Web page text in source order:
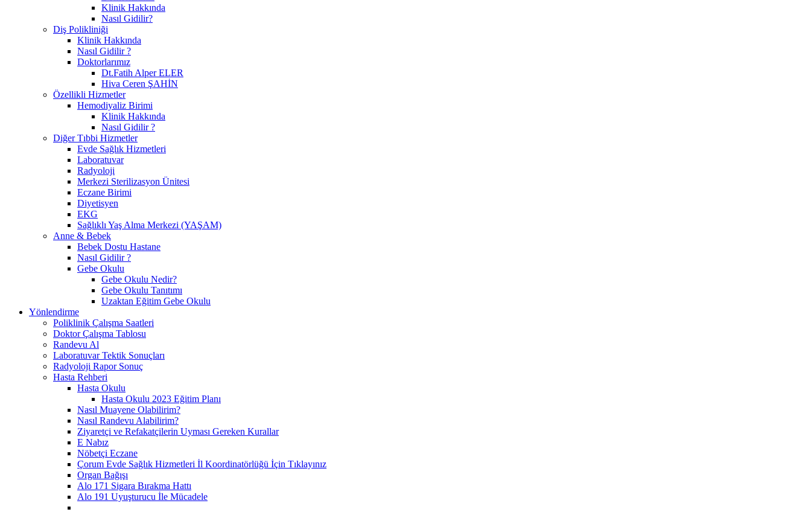
Klinik Hakkında
Nasıl Gidilir?
Diş Polikliniği
Klinik Hakkında
Nasıl Gidilir ?
Doktorlarımız
Dt.Fatih Alper ELER
Hiva Ceren ŞAHİN
Özellikli Hizmetler
Hemodiyaliz Birimi
Klinik Hakkında
Nasıl Gidilir ?
Diğer Tıbbi Hizmetler
Evde Sağlık Hizmetleri
Laboratuvar
Radyoloji
Merkezi Sterilizasyon Ünitesi
Eczane Birimi
Diyetisyen
EKG
Sağlıklı Yaş Alma Merkezi (YAŞAM)
Anne & Bebek
Bebek Dostu Hastane
Nasıl Gidilir ?
Gebe Okulu
Gebe Okulu Nedir?
Gebe Okulu Tanıtımı
Uzaktan Eğitim Gebe Okulu
Yönlendirme
Poliklinik Çalışma Saatleri
Doktor Çalışma Tablosu
Randevu Al
Laboratuvar Tektik Sonuçları
Radyoloji Rapor Sonuç
Hasta Rehberi
Hasta Okulu
Hasta Okulu 2023 Eğitim Planı
Nasıl Muayene Olabilirim?
Nasıl Randevu Alabilirim?
Ziyaretçi ve Refakatçilerin Uyması Gereken Kurallar
E Nabız
Nöbetçi Eczane
Çorum Evde Sağlık Hizmetleri İl Koordinatörlüğü İçin Tıklayınız
Organ Bağışı
Alo 171 Sigara Bırakma Hattı
Alo 191 Uyuşturucu İle Mücadele